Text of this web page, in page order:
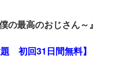
の最高のおじさん～』
初回31日間無料】